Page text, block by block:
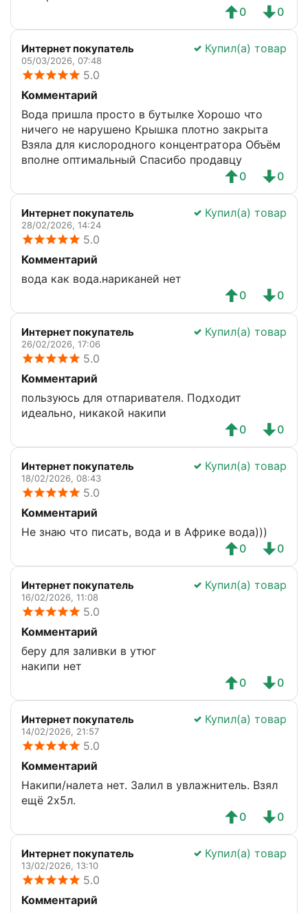
0
0
Интернет покупатель Купил(а) товар
05/03/2026, 07:48
5.0
Комментарий
Вода пришла просто в бутылке Хорошо что
ничего не нарушено Крышка плотно закрыта
Взяла для кислородного концентратора Объём
вполне оптимальный Спасибо продавцу
0
0
Интернет покупатель Купил(а) товар
28/02/2026, 14:24
5.0
Комментарий
вода как вода.нариканей нет
0
0
Интернет покупатель Купил(а) товар
26/02/2026, 17:06
5.0
Комментарий
пользуюсь для отпаривателя. Подходит
идеально, никакой накипи
0
0
Интернет покупатель Купил(а) товар
18/02/2026, 08:43
5.0
Комментарий
Не знаю что писать, вода и в Африке вода)))
0
0
Интернет покупатель Купил(а) товар
16/02/2026, 11:08
5.0
Комментарий
беру для заливки в утюг
накипи нет
0
0
Интернет покупатель Купил(а) товар
14/02/2026, 21:57
5.0
Комментарий
Накипи/налета нет. Залил в увлажнитель. Взял
ещё 2х5л.
0
0
Интернет покупатель Купил(а) товар
13/02/2026, 13:10
5.0
Комментарий